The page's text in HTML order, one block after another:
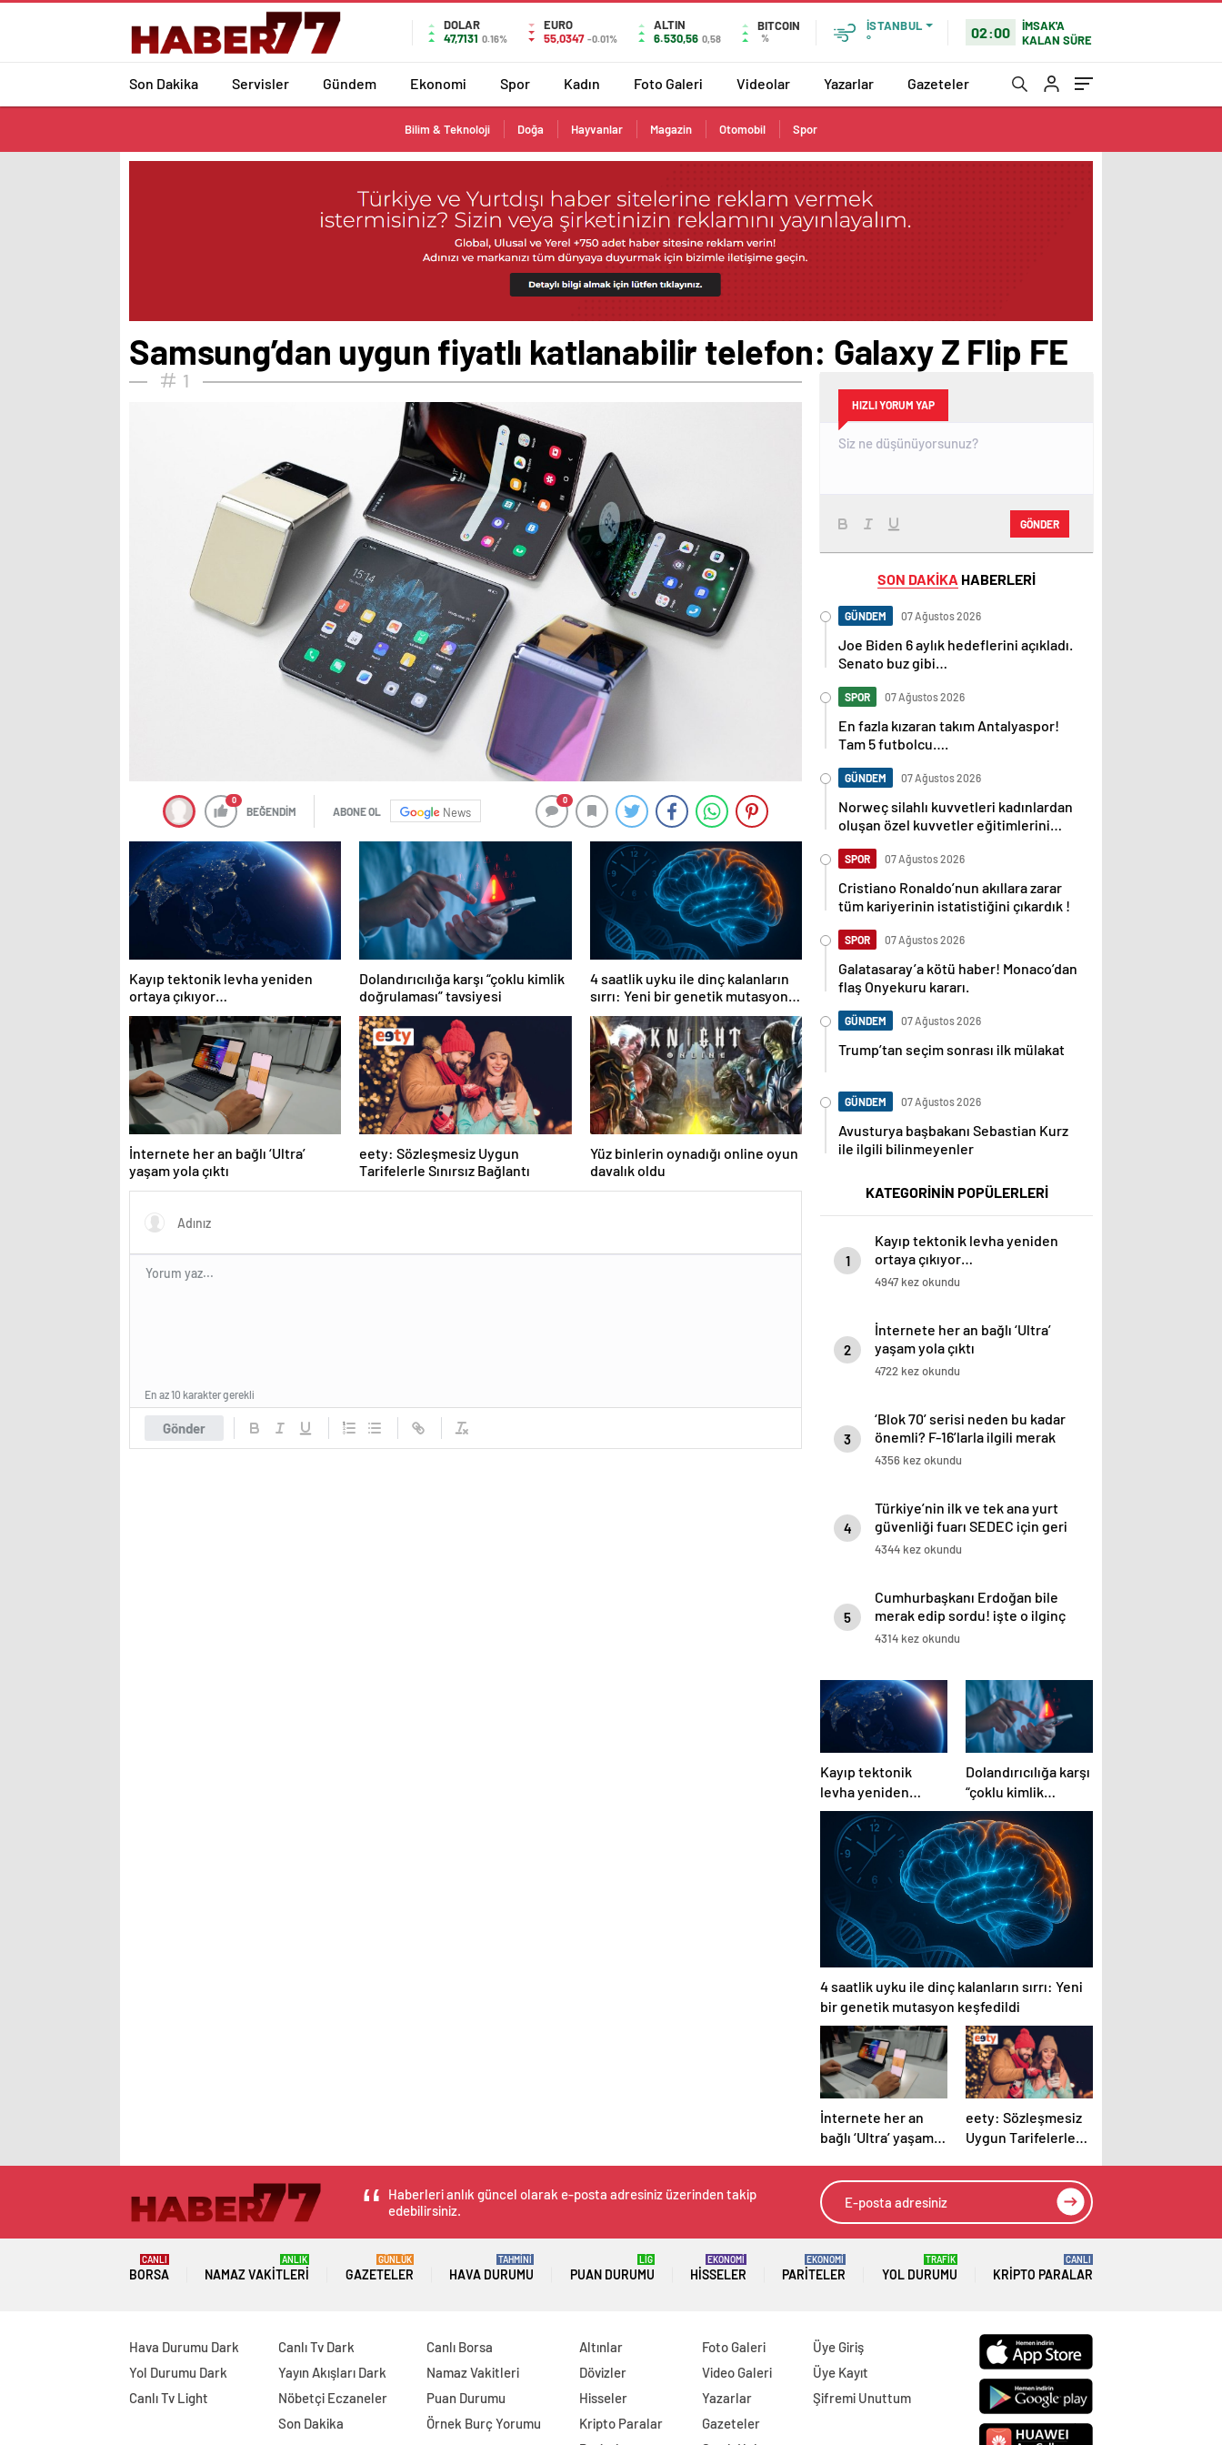
DOLAR
47,7131 0.16%
EURO
55,0347 -0.01%
ALTIN
6.530,56 0,58
BITCOIN
%
İSTANBUL
°
02:00
İMSAK'A
KALAN SÜRE
Son Dakika Servisler Gündem Ekonomi Spor Kadın Foto Galeri Videolar Yazarlar Gazeteler
Bilim & Teknoloji Doğa Hayvanlar Magazin Otomobil Spor
Samsung’dan uygun fiyatlı katlanabilir telefon: Galaxy Z Flip FE
1
0
BEĞENDİM ABONE OL News
0
Kayıp tektonik levha yeniden
ortaya çıkıyor…
Dolandırıcılığa karşı “çoklu kimlik
doğrulaması” tavsiyesi
4 saatlik uyku ile dinç kalanların
sırrı: Yeni bir genetik mutasyon
keşfedildi
İnternete her an bağlı ‘Ultra’
yaşam yola çıktı
eety: Sözleşmesiz Uygun
Tarifelerle Sınırsız Bağlantı
Yüz binlerin oynadığı online oyun
davalık oldu
Gönder
En az 10 karakter gerekli
HIZLI YORUM YAP
GÖNDER
SON DAKİKA HABERLERİ
GÜNDEM 07 Ağustos 2026
Joe Biden 6 aylık hedeflerini açıkladı.
Senato buz gibi…
SPOR 07 Ağustos 2026
En fazla kızaran takım Antalyaspor!
Tam 5 futbolcu….
GÜNDEM 07 Ağustos 2026
Norweç silahlı kuvvetleri kadınlardan
oluşan özel kuvvetler eğitimlerini
SPOR 07 Ağustos 2026
Cristiano Ronaldo’nun akıllara zarar
tüm kariyerinin istatistiğini çıkardık !
SPOR 07 Ağustos 2026
Galatasaray’a kötü haber! Monaco’dan
flaş Onyekuru kararı.
GÜNDEM 07 Ağustos 2026
Trump’tan seçim sonrası ilk mülakat
GÜNDEM 07 Ağustos 2026
Avusturya başbakanı Sebastian Kurz
ile ilgili bilinmeyenler
KATEGORİNİN POPÜLERLERİ
1
Kayıp tektonik levha yeniden
ortaya çıkıyor…
4947 kez okundu
2
İnternete her an bağlı ‘Ultra’
yaşam yola çıktı
4722 kez okundu
3
‘Blok 70’ serisi neden bu kadar
önemli? F-16’larla ilgili merak
edilenleri anlattı!
4356 kez okundu
4
Türkiye’nin ilk ve tek ana yurt
güvenliği fuarı SEDEC için geri
sayım
4344 kez okundu
5
Cumhurbaşkanı Erdoğan bile
merak edip sordu! işte o ilginç
cihaz…
4314 kez okundu
Kayıp tektonik
levha yeniden
ortaya çıkıyor…
Dolandırıcılığa karşı
“çoklu kimlik
doğrulaması”
tavsiyesi
4 saatlik uyku ile dinç kalanların sırrı: Yeni
bir genetik mutasyon keşfedildi
İnternete her an
bağlı ‘Ultra’ yaşam
eety: Sözleşmesiz
Uygun Tarifelerle
Haberleri anlık güncel olarak e-posta adresiniz üzerinden takip
edebilirsiniz.
BORSA
CANLI
NAMAZ VAKITLERI
ANLIK
GAZETELER
GÜNLÜK
HAVA DURUMU
TAHMİNİ
PUAN DURUMU
LİG
HISSELER
EKONOMİ
PARITELER
EKONOMİ
YOL DURUMU
TRAFİK
KRIPTO PARALAR
CANLI
Hava Durumu Dark
Yol Durumu Dark
Canlı Tv Light
Canlı Tv Dark
Yayın Akışları Dark
Nöbetçi Eczaneler
Son Dakika
Canlı Borsa
Namaz Vakitleri
Puan Durumu
Örnek Burç Yorumu
Altınlar
Dövizler
Hisseler
Kripto Paralar
Foto Galeri
Video Galeri
Yazarlar
Gazeteler
Üye Giriş
Üye Kayıt
Şifremi Unuttum